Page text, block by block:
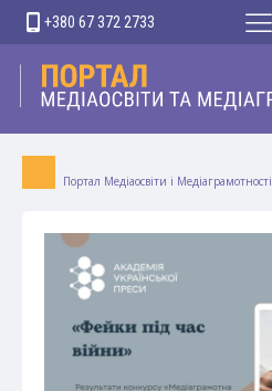
+380 67 372 2733
Портал Медіаосвіти і Медіаграмотності